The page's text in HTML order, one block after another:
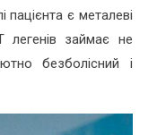
є металеві
легенів займає не
безболісний і